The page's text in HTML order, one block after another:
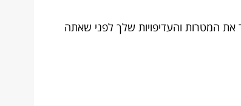
את המטרות והעדיפויות שלך לפני שאתה